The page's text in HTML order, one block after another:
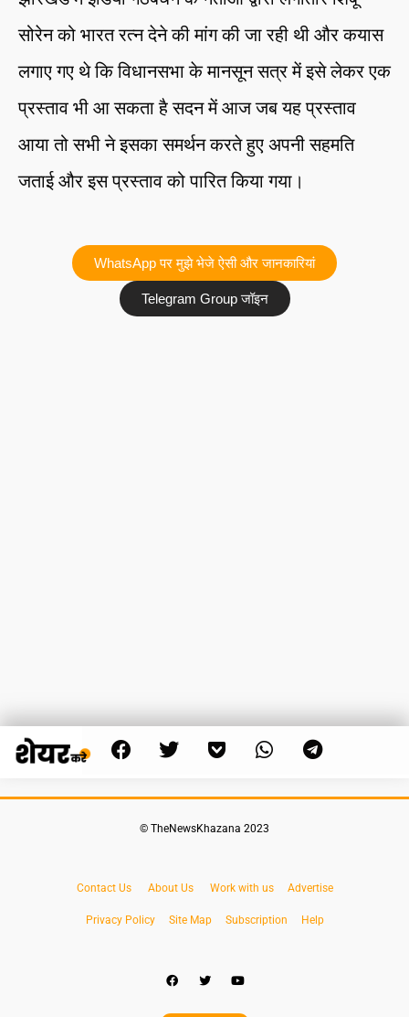
सोरेन को भारत रत्न देने की मांग की जा रही थी और कयास
लगाए गए थे कि विधानसभा के मानसून सत्र में इसे लेकर एक
प्रस्ताव भी आ सकता है सदन में आज जब यह प्रस्ताव
आया तो सभी ने इसका समर्थन करते हुए अपनी सहमति
जताई और इस प्रस्ताव को पारित किया गया।
WhatsApp पर मुझे भेजे ऐसी और जानकारियां
Telegram Group जॉइन
© TheNewsKhazana 2023
Contact Us About Us Work with us Advertise
Privacy Policy Site Map Subscription Help